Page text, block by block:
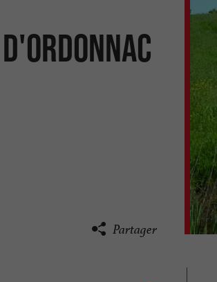
Partager